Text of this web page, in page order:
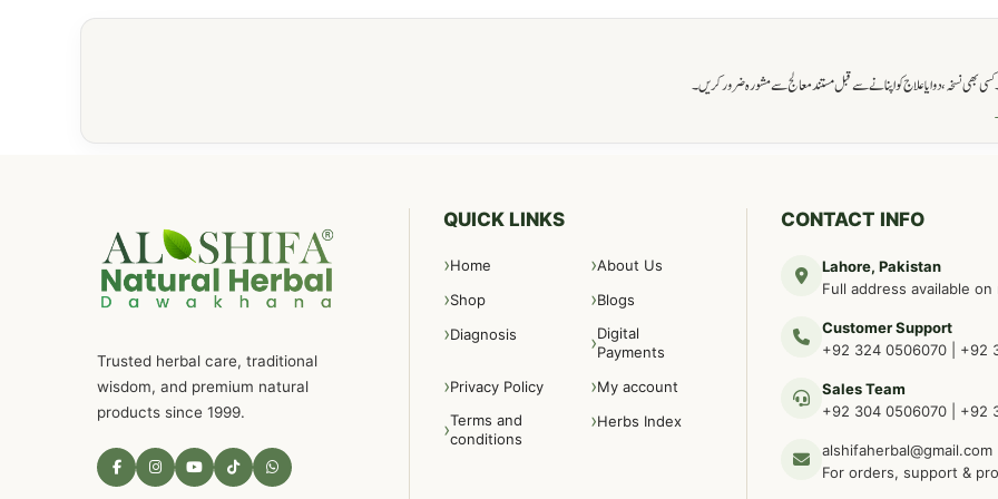
نسخہ، دوا یا علاج کو اپنانے سے قبل مستند معالج سے مشورہ ضرور کریں۔
Trusted herbal care, traditional
wisdom, and premium natural
products since 1999.
QUICK LINKS
Home
About Us
Shop
Blogs
Diagnosis
Digital
Payments
Privacy Policy
My account
Terms and
conditions
Herbs Index
CONTACT INFO
Lahore, Pakistan
Full address available
Customer Support
+92 324 0506070
+92
Sales Team
+92 304 0506070
+92
alshifaherbal@gmail.com
For orders, support &